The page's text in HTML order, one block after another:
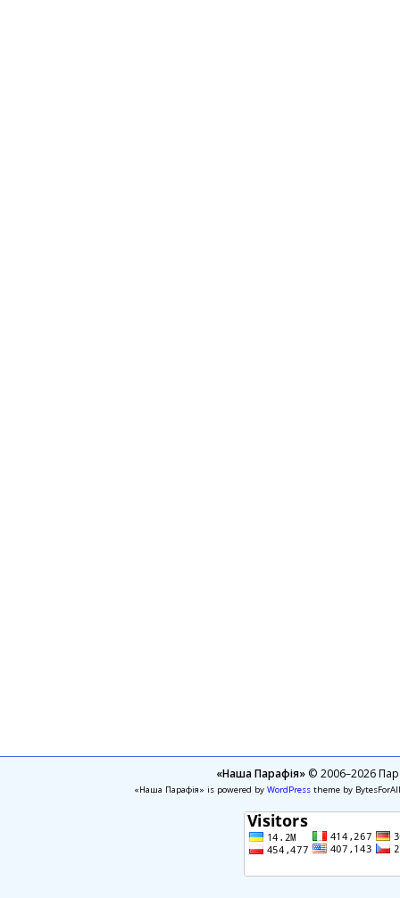
«Наша Парафія»© 2006–2026
«Наша Парафія» is powered by WordPresstheme by